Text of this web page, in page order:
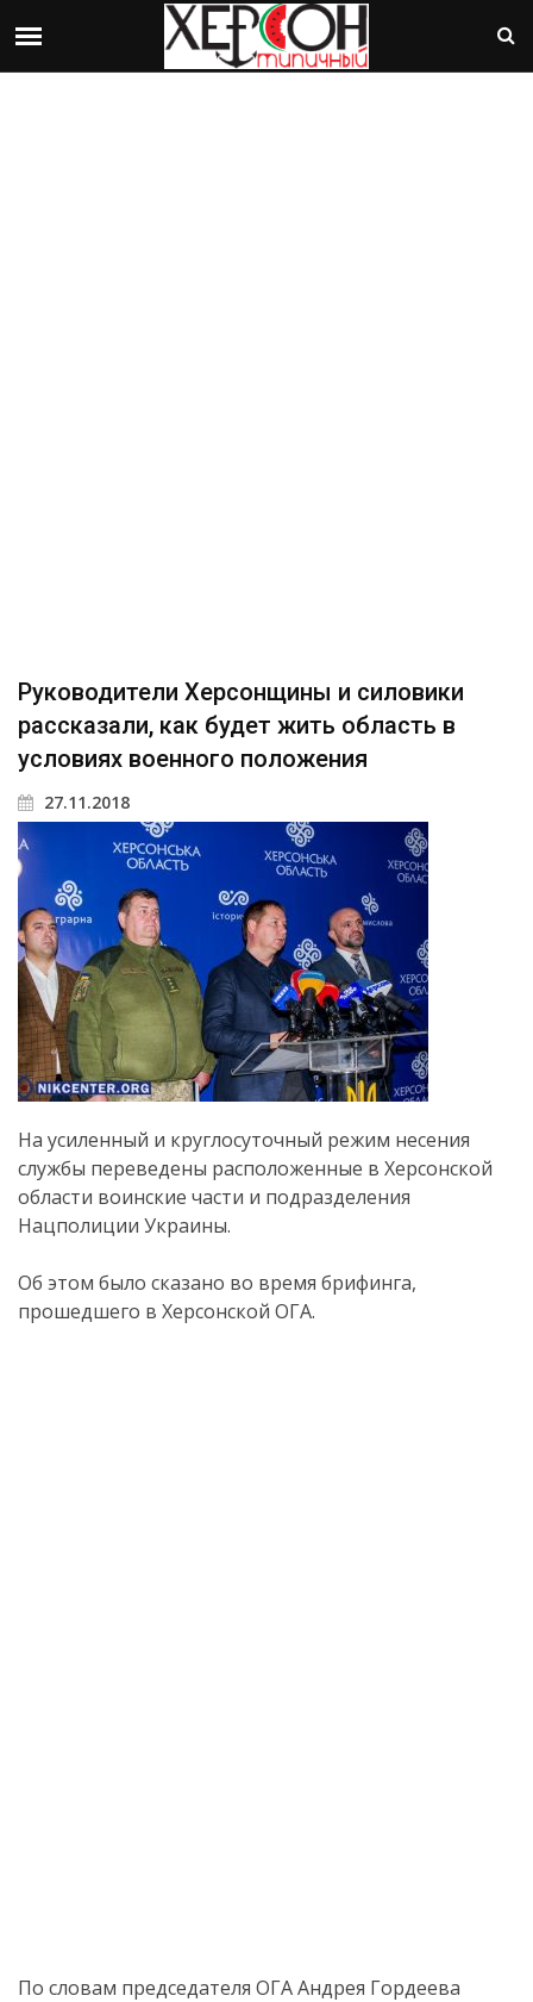
Руководители Херсонщины и силовики
рассказали, как будет жить область в
условиях военного положения
27.11.2018
На усиленный и круглосуточный режим несения
службы переведены расположенные в Херсонской
области воинские части и подразделения
Нацполиции Украины.
Об этом было сказано во время брифинга,
прошедшего в Херсонской ОГА.
По словам председателя ОГА Андрея Гордеева